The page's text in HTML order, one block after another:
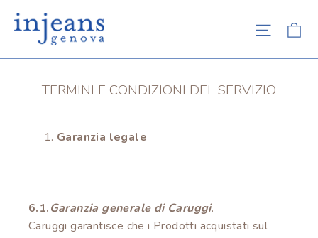
Site
TERMINI E CONDIZIONI DEL SERVIZIO
Garanzia legale
6.1.Garanzia generale di Caruggi.
Caruggi garantisce che i Prodotti acquistati sul